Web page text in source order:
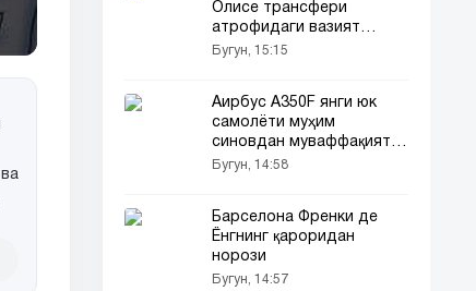
Олисе трансфери
атрофидаги вазият
ойдинлашди
Бугун, 15:15
Аирбус A350F янги юк
самолёти муҳим
синовдан муваффақиятли
ўтди
Бугун, 14:58
Барселона Френки де
Ёнгнинг қароридан
норози
Бугун, 14:57